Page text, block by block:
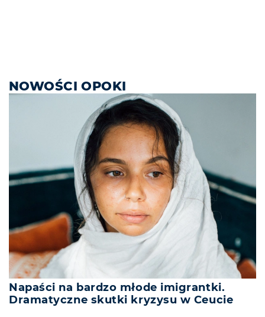
NOWOŚCI OPOKI
Napaści na bardzo młode imigrantki.
Dramatyczne skutki kryzysu w Ceucie